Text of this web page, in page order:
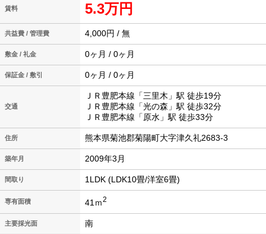
賃料 5.3万円
共益費 / 管理費 4,000円 / 無
敷金 / 礼金 0ヶ月 / 0ヶ月
保証金 / 敷引 0ヶ月 / 0ヶ月
交通
ＪＲ豊肥本線「三里木」駅 徒歩19分
ＪＲ豊肥本線「光の森」駅 徒歩32分
ＪＲ豊肥本線「原水」駅 徒歩33分
住所 熊本県菊池郡菊陽町大字津久礼2683-3
築年月 2009年3月
間取り 1LDK (LDK10畳/洋室6畳)
専有面積 41ｍ2
主要採光面 南